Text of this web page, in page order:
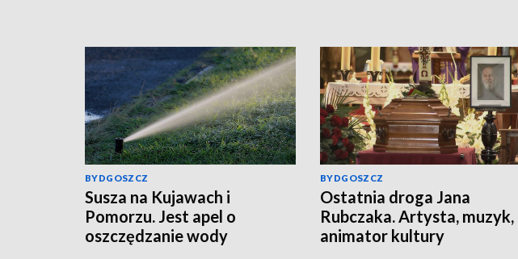
BYDGOSZCZ
Susza na Kujawach i
Pomorzu. Jest apel o
oszczędzanie wody
BYDGOSZCZ
Ostatnia droga Jana
Rubczaka. Artysta, muzyk,
animator kultury